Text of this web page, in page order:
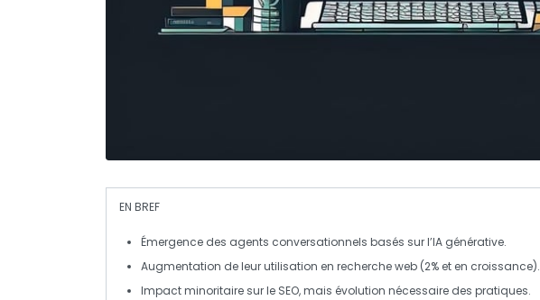
EN BREF
Émergence des agents conversationnels basés sur l’IA générative.
Augmentation de leur utilisation en recherche web (2% et en croissance).
Impact minoritaire sur le SEO, mais évolution nécessaire des pratiques.